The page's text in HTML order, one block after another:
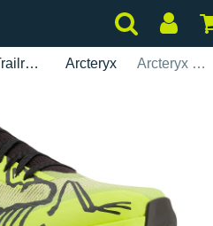
Trailrunning Arcteryx Arcteryx Sylan 2